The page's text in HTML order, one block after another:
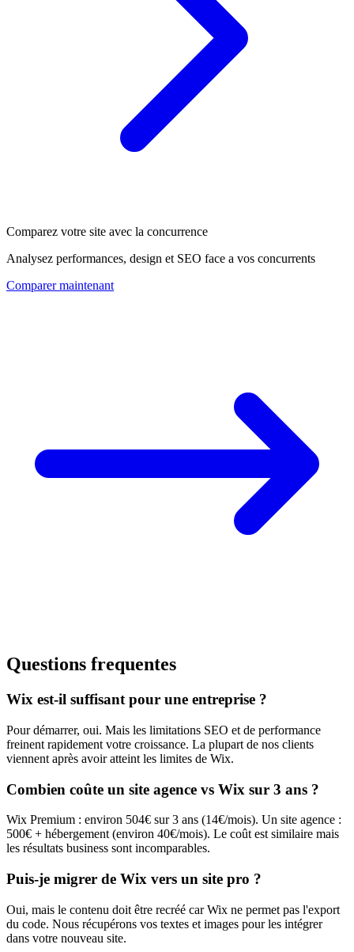
Comparez votre site avec la concurrence
Analysez performances, design et SEO face a vos concurrents
Comparer maintenant
Questions frequentes
Wix est-il suffisant pour une entreprise ?
Pour démarrer, oui. Mais les limitations SEO et de performance
freinent rapidement votre croissance. La plupart de nos clients
viennent après avoir atteint les limites de Wix.
Combien coûte un site agence vs Wix sur 3 ans ?
Wix Premium : environ 504€ sur 3 ans (14€/mois). Un site agence :
500€ + hébergement (environ 40€/mois). Le coût est similaire mais
les résultats business sont incomparables.
Puis-je migrer de Wix vers un site pro ?
Oui, mais le contenu doit être recréé car Wix ne permet pas l'export
du code. Nous récupérons vos textes et images pour les intégrer
dans votre nouveau site.